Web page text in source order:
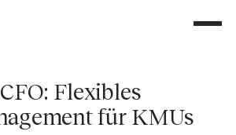
Flexibles
für KMUs